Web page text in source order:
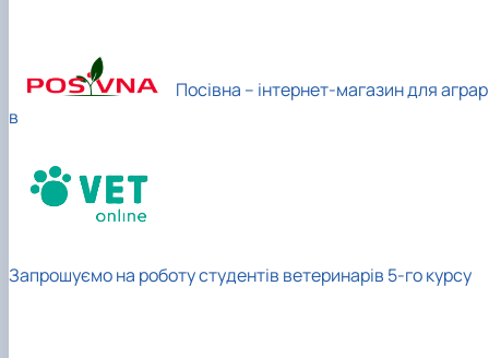
Посівна – інтернет-магазин для
в
Запрошуємо на роботу студентів ветеринарів 5-го курсу